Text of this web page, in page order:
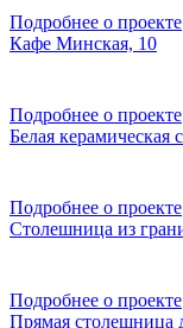
Подробнее о проекте
Кафе Минская, 10
Подробнее о проекте
Белая
Подробнее о проекте
Столешница из
Подробнее о проекте
Прямая столешница